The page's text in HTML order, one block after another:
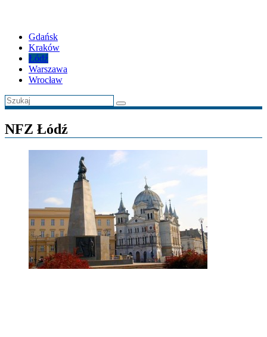
Gdańsk
Kraków
Łódź
Warszawa
Wrocław
NFZ Łódź